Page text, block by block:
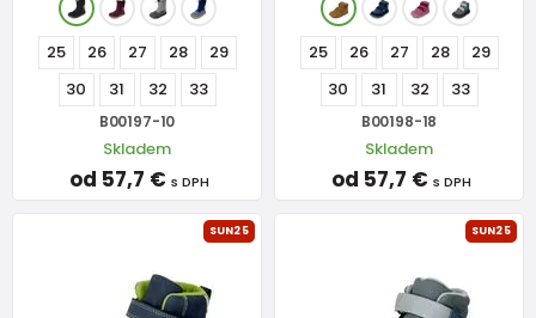
25 26 27 28
29
30
31 32 33
B00197-10
Skladem
od 57,7 € s DPH
25 26 27 28
29
30
31 32 33
B00198-18
Skladem
od 57,7 € s DPH
SUN25 SUN25